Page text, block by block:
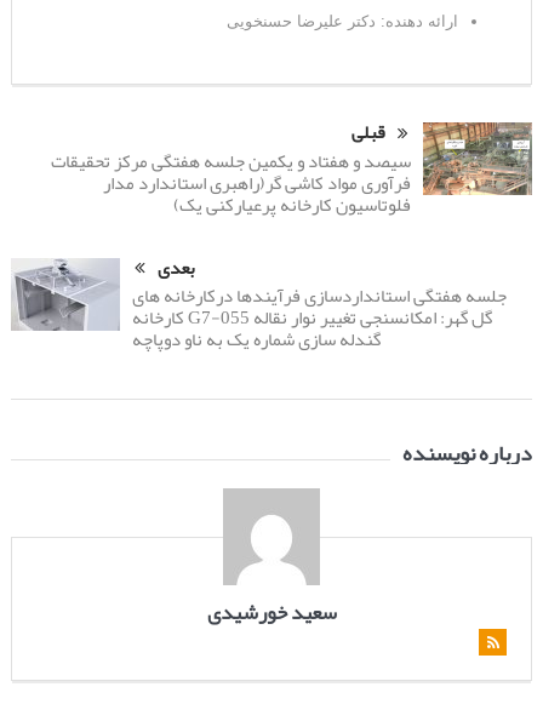
ارائه دهنده: دکتر علیرضا حسنخویی
قبلی
سیصد و هفتاد و یکمین جلسه هفتگی مرکز تحقیقات
فرآوری مواد کاشی گر(راهبری استاندارد مدار
فلوتاسیون کارخانه پرعیارکنی یک)
بعدی
جلسه هفتگی استانداردسازی فرآیندها درکارخانه های
گل گهر: امکانسنجی تغییر نوار نقاله G7-055 کارخانه
گندله سازی شماره یک به ناو دوپاچه
درباره نویسنده
سعید خورشیدی